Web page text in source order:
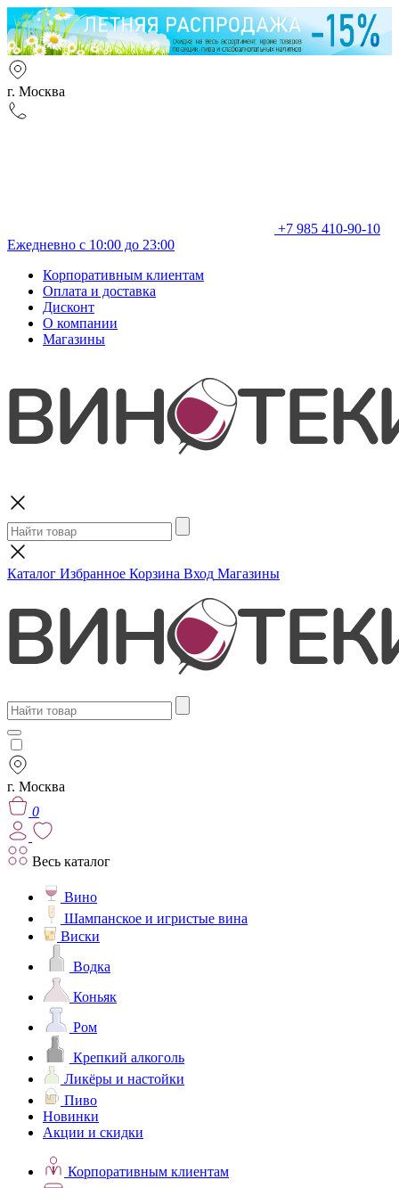
г. Москва
+7 985 410-90-10
Ежедневно с 10:00 до 23:00
Корпоративным клиентам
Оплата и доставка
Дисконт
О компании
Магазины
Каталог Избранное Корзина Вход Магазины
г. Москва
0
Весь каталог
Вино
Шампанское и игристые вина
Виски
Водка
Коньяк
Ром
Крепкий алкоголь
Ликёры и настойки
Пиво
Новинки
Акции и скидки
Корпоративным клиентам